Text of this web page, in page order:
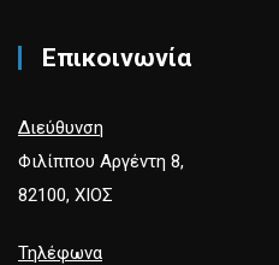
Επικοινωνία
Διεύθυνση
Φιλίππου Αργέντη 8,
82100, ΧΙΟΣ
Τηλέφωνα